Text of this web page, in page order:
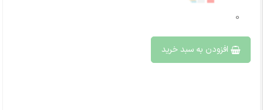
0
افزودن به سبد خرید